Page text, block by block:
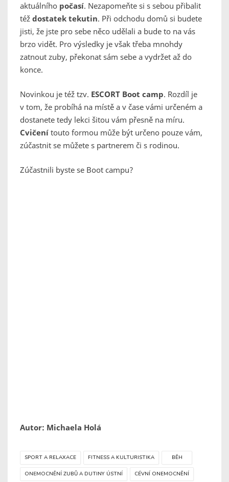
aktuálního počasí. Nezapomeňte si s sebou přibalit
též dostatek tekutin. Při odchodu domů si budete
jisti, že jste pro sebe něco udělali a bude to na vás
brzo vidět. Pro výsledky je však třeba mnohdy
zatnout zuby, překonat sám sebe a vydržet až do
konce.
Novinkou je též tzv. ESCORT Boot camp. Rozdíl je
v tom, že probíhá na místě a v čase vámi určeném a
dostanete tedy lekci šitou vám přesně na míru.
Cvičení touto formou může být určeno pouze vám,
zúčastnit se můžete s partnerem či s rodinou.
Zúčastnili byste se Boot campu?
Autor: Michaela Holá
SPORT A RELAXACE FITNESS A KULTURISTIKA BĚH
ONEMOCNĚNÍ ZUBŮ A DUTINY ÚSTNÍ CÉVNÍ ONEMOCNĚNÍ